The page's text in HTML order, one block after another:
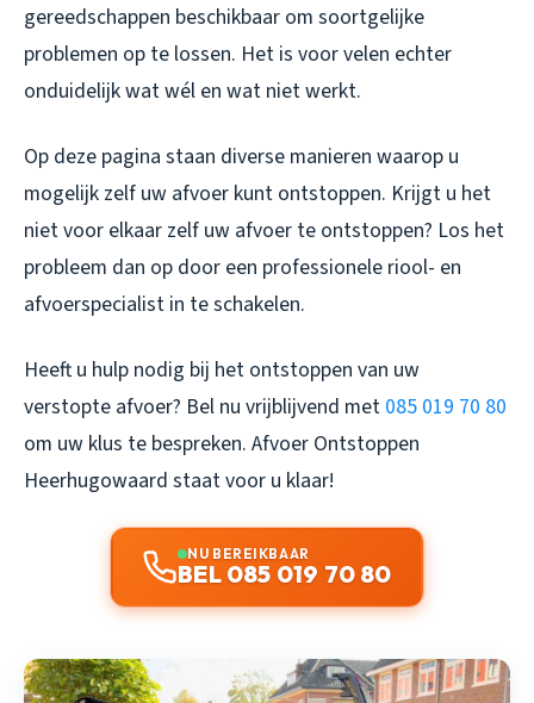
gereedschappen beschikbaar om soortgelijke
problemen op te lossen. Het is voor velen echter
onduidelijk wat wél en wat niet werkt.
Op deze pagina staan diverse manieren waarop u
mogelijk zelf uw afvoer kunt ontstoppen. Krijgt u het
niet voor elkaar zelf uw afvoer te ontstoppen? Los het
probleem dan op door een professionele riool- en
afvoerspecialist in te schakelen.
Heeft u hulp nodig bij het ontstoppen van uw
verstopte afvoer? Bel nu vrijblijvend met 085 019 70 80
om uw klus te bespreken. Afvoer Ontstoppen
Heerhugowaard staat voor u klaar!
NU BEREIKBAAR
BEL 085 019 70 80